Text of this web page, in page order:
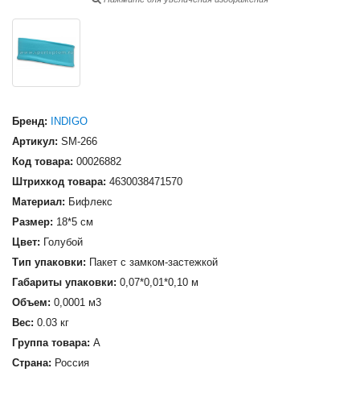
Бренд:
INDIGO
Артикул: SM-266
Код товара: 00026882
Штрихкод товара: 4630038471570
Материал: Бифлекс
Размер: 18*5 см
Цвет: Голубой
Тип упаковки: Пакет с замком-застежкой
Габариты упаковки: 0,07*0,01*0,10 м
Объем: 0,0001 м3
Вес: 0.03 кг
Группа товара: А
Страна: Россия